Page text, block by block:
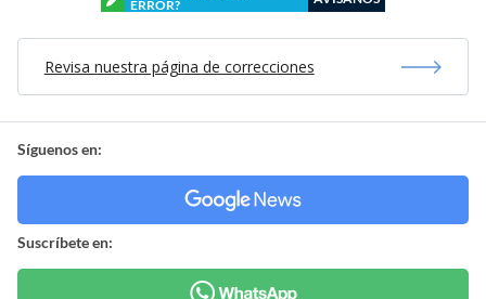
ERROR?
Revisa nuestra página de correcciones
Síguenos en:
Suscríbete en: